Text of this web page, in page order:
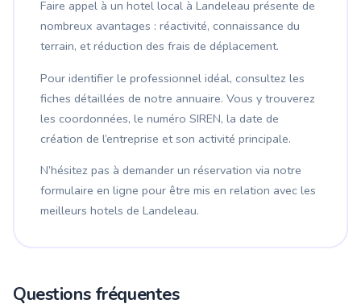
Faire appel à un hotel local à Landeleau présente de
nombreux avantages : réactivité, connaissance du
terrain, et réduction des frais de déplacement.
Pour identifier le professionnel idéal, consultez les
fiches détaillées de notre annuaire. Vous y trouverez
les coordonnées, le numéro SIREN, la date de
création de l’entreprise et son activité principale.
N’hésitez pas à demander un réservation via notre
formulaire en ligne pour être mis en relation avec les
meilleurs hotels de Landeleau.
Questions fréquentes